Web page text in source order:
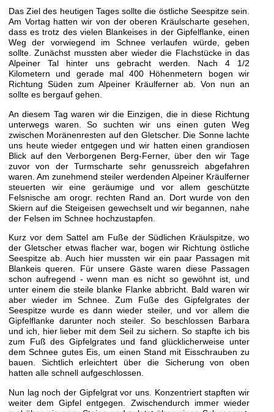
Das Ziel des heutigen Tages sollte die östliche Seespitze sein.
Am Vortag hatten wir von der oberen Kräulscharte gesehen,
dass es trotz des vielen Blankeises in der Gipfelflanke, einen
Weg der vorwiegend im Schnee verlaufen würde, geben
sollte. Zunächst mussten aber wieder die Flachstücke in das
Alpeiner Tal hinter uns gebracht werden. Nach 4 1/2
Kilometern und gerade mal 400 Höhenmetern bogen wir
Richtung Süden zum Alpeiner Kräulferner ab. Von nun an
sollte es bergauf gehen.
An diesem Tag waren wir die Einzigen, die in diese Richtung
unterwegs waren. So suchten wir uns einen guten Weg
zwischen Moränenresten auf den Gletscher. Die Sonne lachte
uns heute wieder entgegen und wir hatten einen grandiosen
Blick auf den Verborgenen Berg-Ferner, über den wir Tage
zuvor von der Turmscharte sehr genussreich abgefahren
waren. Am zunehmend steiler werdenden Alpeiner Kräulferner
steuerten wir eine geräumige und vor allem geschützte
Felsnische am orogr. rechten Rand an. Dort wurde von den
Skiern auf die Steigeisen gewechselt und wir begannen, nahe
der Felsen im Schnee hochzustapfen.
Kurz vor dem Sattel am Fuße der Südlichen Kräulspitze, wo
der Gletscher etwas flacher war, bogen wir Richtung östliche
Seespitze ab. Auch hier mussten wir ein paar Passagen mit
Blankeis queren. Für unsere Gäste waren diese Passagen
schon aufregend - wenn man es nicht so gewöhnt ist, und
unter einem die steile blanke Flanke abbricht. Bald waren wir
aber wieder im Schnee. Zum Fuße des Gipfelgrates der
Seespitze wurde es dann wieder steiler, und vor allem die
Gipfelflanke darunter noch steiler. So beschlossen Barbara
und ich, hier lieber mit dem Seil zu sichern. So stapfte ich bis
zum Fuß des Gipfelgrates und fand glücklicherweise unter
dem Schnee gutes Eis, um einen Stand mit Eisschrauben zu
bauen. Sichtlich erleichtert über die Sicherung von oben
hatten alle schnell aufgeschlossen.
Nun lag noch der Gipfelgrat vor uns. Konzentriert stapften wir
weiter dem Gipfel entgegen. Zwischendurch immer wieder